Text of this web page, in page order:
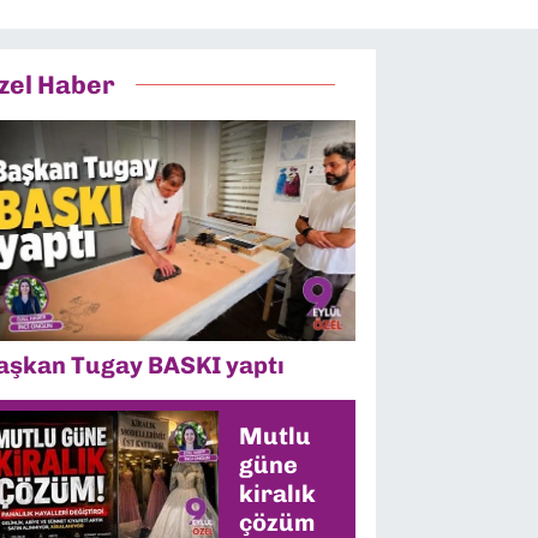
Haber
Tugay BASKI yaptı
Mutlu
güne
kiralık
çözüm